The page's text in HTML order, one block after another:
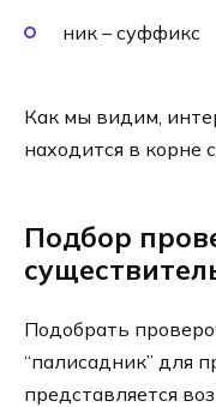
ник – суффикс
Как мы видим,
находится в корне
Подбор
Подобрать
“палисадник” для
представляется